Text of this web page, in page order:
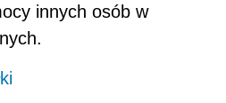
innych osób w